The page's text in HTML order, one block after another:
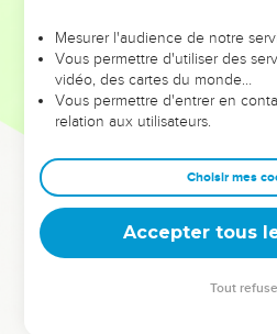
leur foi ou leur vision. Mais on voit
et les saisons difficiles qu'ils ont
sont elles qui les
Dans cette conférence, leaders,
clés pour avancer avec plus de
deviennent vos tremplins. Que
équipe, un groupe ou une
Mesurer l'audience de notre
Vous permettre d'utiliser des
vidéo, des cartes du monde…
Vous permettre d'entrer en
relation aux utilisateurs.
Choisir mes
Accepter tous
Tout